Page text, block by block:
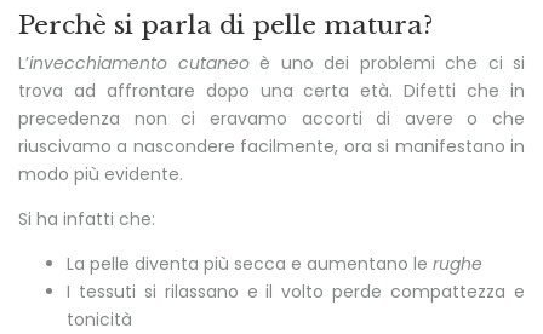
Perchè si parla di pelle matura?
L’invecchiamento cutaneoè uno dei problemi che ci si
trova ad affrontare dopo una certa età. Difetti che in
precedenza non ci eravamo accorti di avere o che
riuscivamo a nascondere facilmente, ora si manifestano in
modo più evidente.
Si ha infatti che:
La pelle diventa più secca e aumentano le rughe
I tessuti si rilassano e il volto perde compattezza e
tonicità